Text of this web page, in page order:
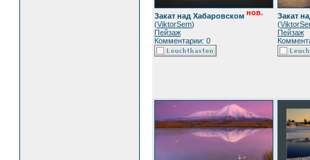
Закат над Хабаровском нов.
(ViktorSem)
Пейзаж
Комментарии: 0
Закат
(
Пейзаж